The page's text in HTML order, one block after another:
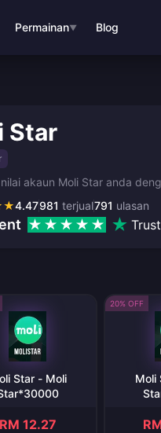
Permainan▼ Blog
Star
akaun Moli Star anda
★4.47 791 ulasan
981 terjual
Star - Moli
RM 12.27
20% OFF
Moli